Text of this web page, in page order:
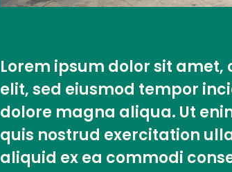
Lorem ipsum dolor sit
elit, sed eiusmod tempor
dolore magna aliqua. Ut
quis nostrud exercitation
aliquid ex ea commodi